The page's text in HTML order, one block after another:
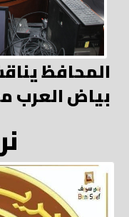
المحافظ
بياض العرب